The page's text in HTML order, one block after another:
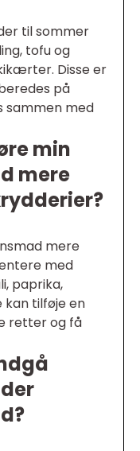
til sommer
tofu og
Disse er
på
sammen med
min
mere
mere
med
paprika,
kan tilføje en
retter og få